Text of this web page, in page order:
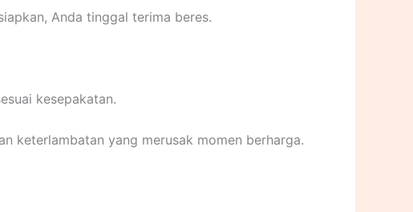
Anda tinggal terima beres.
kesepakatan.
keterlambatan yang merusak momen berharga.